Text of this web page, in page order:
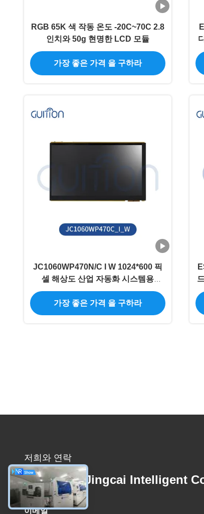
RGB 65K 색 작동 온도 -20C~70C 2.8
인치와 50g 현명한 LCD 모듈
가장 좋은 가격 을 구하라
JC1060WP470N/C I W 1024*600 픽
셀 해상도 산업 자동화 시스템용
ESP32 P4 와이파이 모듈
가장 좋은 가격 을 구하라
저희와 연락
Shenzhen Jingcai Intelligent
이메일